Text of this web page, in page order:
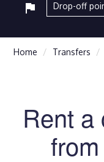
flag
Home Transfers
Rent a